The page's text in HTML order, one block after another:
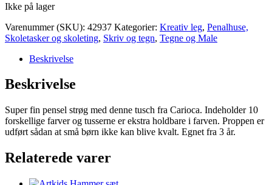
Ikke på lager
Varenummer (SKU): 42937 Kategorier: Kreativ leg, Penalhuse,
Skoletasker og skoleting, Skriv og tegn, Tegne og Male
Beskrivelse
Beskrivelse
Super fin pensel strøg med denne tusch fra Carioca. Indeholder 10
forskellige farver og tusserne er ekstra holdbare i farven. Proppen er
udført sådan at små børn ikke kan blive kvalt. Egnet fra 3 år.
Relaterede varer